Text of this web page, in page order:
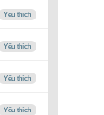
Yêu thích
Yêu thích
Yêu thích
Yêu thích